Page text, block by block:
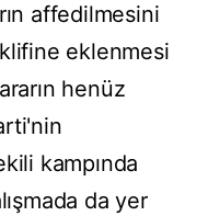
affedilmesini
eklenmesi
henüz
kampında
da yer